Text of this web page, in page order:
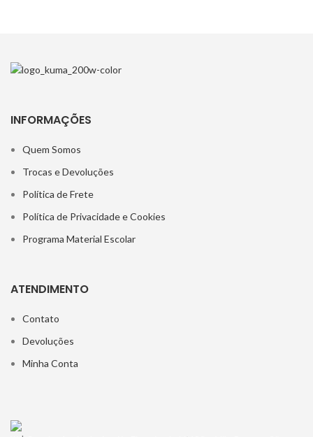
INFORMAÇÕES
Quem Somos
Trocas e Devoluções
Política de Frete
Política de Privacidade e Cookies
Programa Material Escolar
ATENDIMENTO
Contato
Devoluções
Minha Conta